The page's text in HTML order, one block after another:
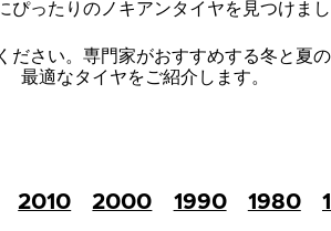
ぴったりのノキアンタイヤを見つけま
さい。 専門家がおすすめする冬と夏
最適なタイヤをご紹介します。
2010 2000 1990 1980